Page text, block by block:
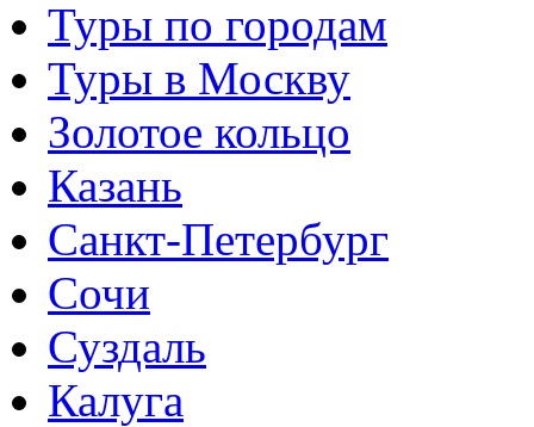
Туры по городам
Туры в Москву
Золотое кольцо
Казань
Санкт-Петербург
Сочи
Суздаль
Калуга